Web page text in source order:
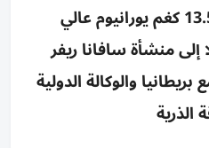
أمريكا أكملت نقل 13.5 كغم يورانيوم عالي
منشأة سافانا ريفر
والوكالة الدولية
الذرية